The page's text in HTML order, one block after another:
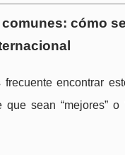
cómo
encontrar
sean “mejores” o